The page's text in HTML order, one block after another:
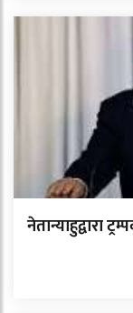
नेतान्याहुद्वारा